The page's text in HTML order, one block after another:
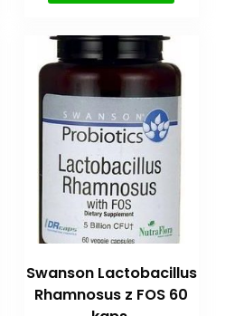
Swanson Lactobacillus
Rhamnosus z FOS 60